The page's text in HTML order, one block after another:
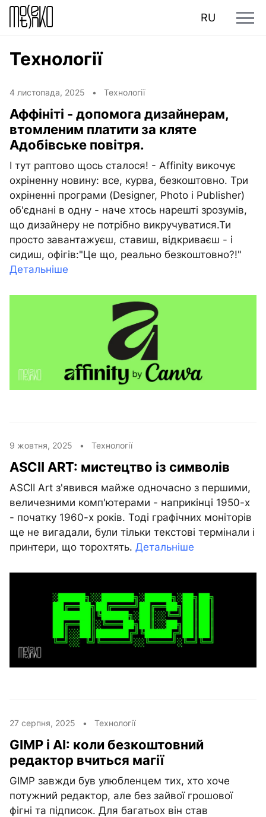
RU
Технології
4 листопада, 2025 • Технології
Аффініті - допомога дизайнерам,
втомленим платити за кляте
Адобівське повітря.
І тут раптово щось сталося! - Affinity викочує
охріненну новину: все, курва, безкоштовно. Три
охріненні програми (Designer, Photo і Publisher)
об'єднані в одну - наче хтось нарешті зрозумів,
що дизайнеру не потрібно викручуватися.Ти
просто завантажуєш, ставиш, відкриваєш - і
сидиш, офігів:"Це що, реально безкоштовно?!"
Детальніше
9 жовтня, 2025 • Технології
ASCII ART: мистецтво із символів
ASCII Art з'явився майже одночасно з першими,
величезними комп'ютерами - наприкінці 1950-х
- початку 1960-х років. Тоді графічних моніторів
ще не вигадали, були тільки текстові термінали і
принтери, що торохтять. Детальніше
27 серпня, 2025 • Технології
GIMP і AI: коли безкоштовний
редактор вчиться магії
GIMP завжди був улюбленцем тих, хто хоче
потужний редактор, але без зайвої грошової
фігні та підписок. Для багатьох він став